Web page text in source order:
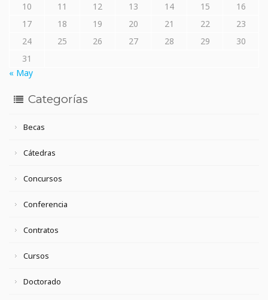
10
11 12 13 14 15
16
17
18 19 20 21 22
23
24
25 26 27 28 29
30
31
« May
Categorías
Becas
Cátedras
Concursos
Conferencia
Contratos
Cursos
Doctorado